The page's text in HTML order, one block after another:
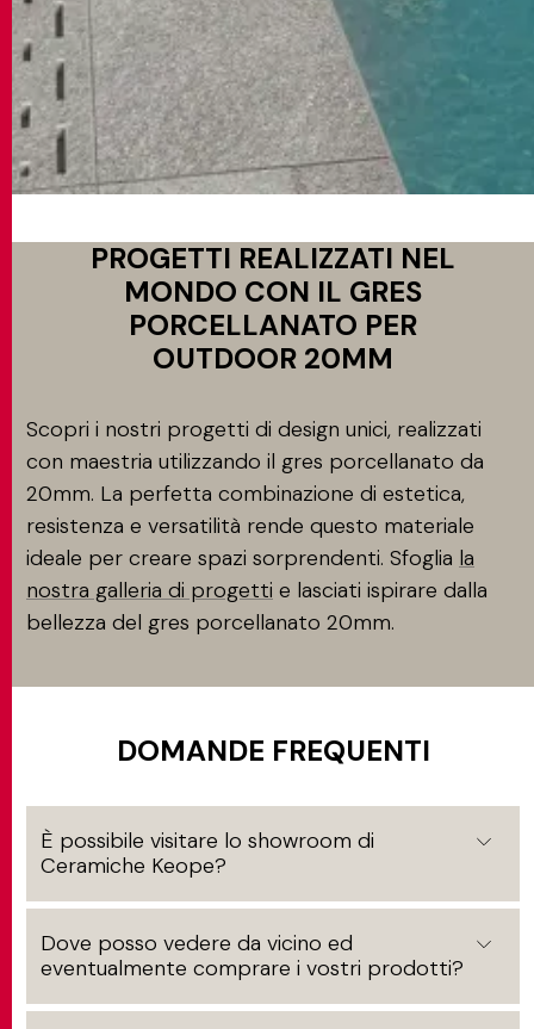
PROGETTI REALIZZATI NEL
MONDO CON IL GRES
PORCELLANATO PER
OUTDOOR 20MM
Scopri i nostri progetti di design unici, realizzati
con maestria utilizzando il gres porcellanato da
20mm. La perfetta combinazione di estetica,
resistenza e versatilità rende questo materiale
ideale per creare spazi sorprendenti. Sfoglia la
nostra galleria di progetti e lasciati ispirare dalla
bellezza del gres porcellanato 20mm.
DOMANDE FREQUENTI
È possibile visitare lo showroom di
Ceramiche Keope?
Dove posso vedere da vicino ed
eventualmente comprare i vostri prodotti?